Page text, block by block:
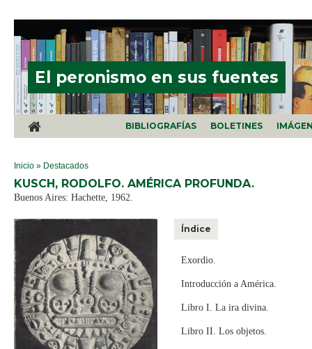
El peronismo en sus fuentes
BIBLIOGRAFÍAS BOLETINES
SE ENCUENTRA USTED AQUÍ
Inicio » Destacados
KUSCH, RODOLFO. AMÉRICA PROFUNDA.
Buenos Aires: Hachette, 1962.
Índice
Exordio.
Introducción a América.
Libro I. La ira divina.
Libro II. Los objetos.